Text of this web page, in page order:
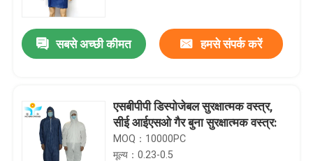
सबसे अच्छी कीमत हमसे संपर्क करें
एसबीपीपी डिस्पोजेबल सुरक्षात्मक वस्त्र,
सीई आईएसओ गैर बुना सुरक्षात्मक वस्त्र:
MOQ：10000PC
मूल्य：0.23-0.5